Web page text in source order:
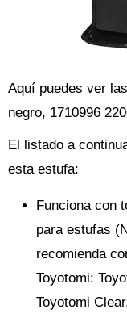
Aquí puedes ver
negro, 1710996
El listado a
esta estufa:
Funciona con
para estufas
recomienda
Toyotomi:
Toyotomi